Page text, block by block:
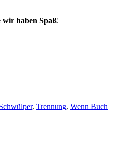
wir haben Spaß!
, Trennung, Wenn Buch